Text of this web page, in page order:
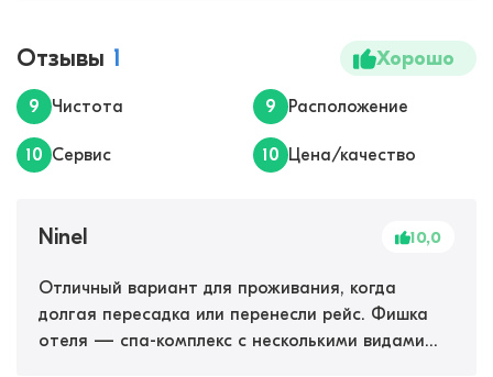
Отзывы 1 Хорошо
9 Чистота 9 Расположение
10 Сервис 10 Цена/качество
Ninel 10,0
Отличный вариант для проживания, когда
долгая пересадка или перенесли рейс. Фишка
отеля — спа-комплекс с несколькими видами